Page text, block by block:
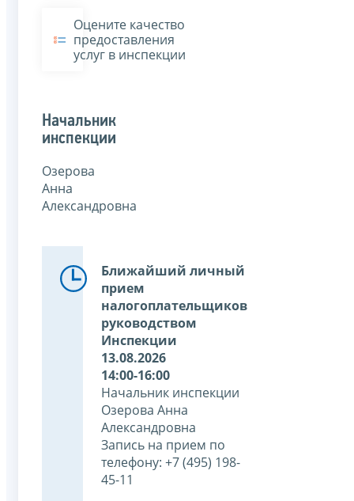
Оцените качество
предоставления
услуг в инспекции
Начальник
инспекции
Озерова
Анна
Александровна
Ближайший личный
прием
налогоплательщиков
руководством
Инспекции
13.08.2026
14:00-16:00
Начальник инспекции
Озерова Анна
Александровна
Запись на прием по
телефону: +7 (495) 198-
45-11